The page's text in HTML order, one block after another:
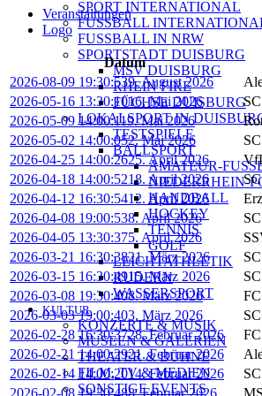
SPORT INTERNATIONAL
FUSSBALL
FUSSBALL IN NRW
SPORTSTADT DUISBURG
MSV DUISBURG
RHEIN FIRE
FÜCHSE DUISBURG
LOKALSPORT IN
TESTSPIELE
BALLSPORT
AMATEUR-
NIEDERRHEIN-
HANDBALL
HOCKEY
TENNIS
GOLF
LEICHTATHLETIK
RUDERN
WASSERSPORT
KULTUR
KONZERTE & MUSIK
MUSEEN & GALERIEN
THEATER & BÜHNE
FILM, TV & MEDIEN
SONSTIGE EVENTS
Veranstaltungen
Logo
Datum
2026-08-09 19:30:539. August 2026
2026-05-16 13:30:1016. Mai 2026
2026-05-09 14:00:119. Mai 2026
2026-05-02 14:00:052. Mai 2026
2026-04-25 14:00:2625. April 2026
2026-04-18 14:00:5218. April 2026
2026-04-12 16:30:5412. April 2026
2026-04-08 19:00:538. April 2026
2026-04-05 13:30:375. April 2026
2026-03-21 16:30:3821. März 2026
2026-03-15 16:30:4915. März 2026
2026-03-08 19:30:408. März 2026
2026-03-03 19:00:403. März 2026
2026-02-28 16:30:3728. Februar 2026
2026-02-21 14:00:2921. Februar 2026
2026-02-14 14:00:2014. Februar 2026
2026-02-08 19:30:488. Februar 2026